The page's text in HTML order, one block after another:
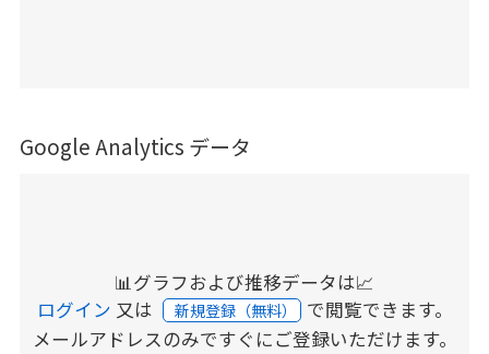
Google Analytics データ
📊グラフおよび推移データは📈
ログイン 又は 新規登録（無料） で閲覧できます。
メールアドレスのみですぐにご登録いただけます。